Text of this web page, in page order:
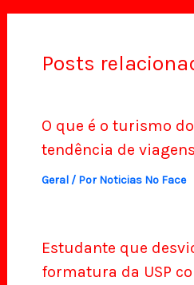
Posts
O que é o turismo
tendência de
Geral/ Por Noticias No Face
Estudante que
formatura da USP